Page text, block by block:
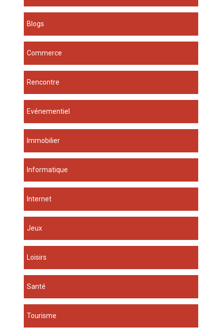
Blogs
Commerce
Rencontre
Evénementiel
Immobilier
Informatique
Internet
Jeux
Loisirs
Santé
Tourisme